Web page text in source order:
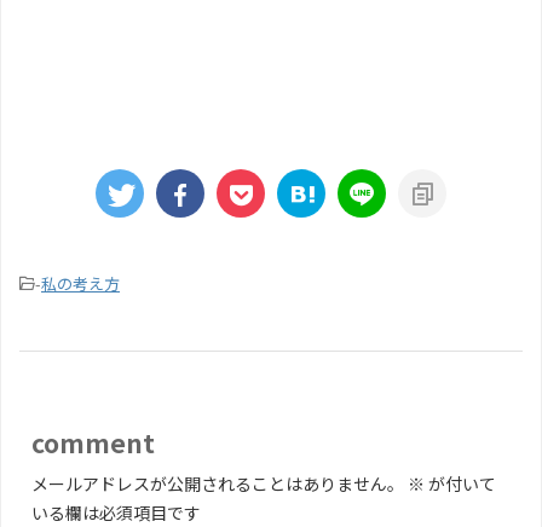
-私の考え方
comment
メールアドレスが公開されることはありません。 ※ が付いて
いる欄は必須項目です